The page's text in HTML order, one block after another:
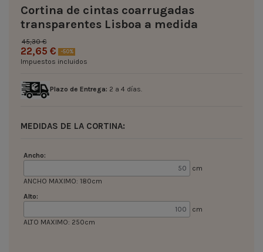
Cortina de cintas coarrugadas
transparentes Lisboa a medida
45,30 €
22,65 € -50%
Impuestos incluidos
Plazo de Entrega: 2 a 4 días.
MEDIDAS DE LA CORTINA:
Ancho:
cm
ANCHO MAXIMO: 180cm
Alto:
cm
ALTO MAXIMO: 250cm